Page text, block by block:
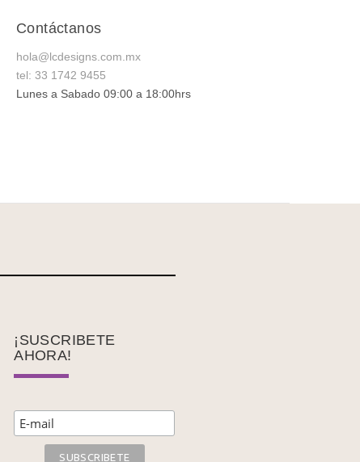
Contáctanos
hola@lcdesigns.com.mx
tel: 33 1742 9455
Lunes a Sabado 09:00 a 18:00hrs
¡SUSCRIBETE
AHORA!